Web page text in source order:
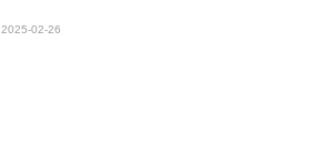
2025-02-26